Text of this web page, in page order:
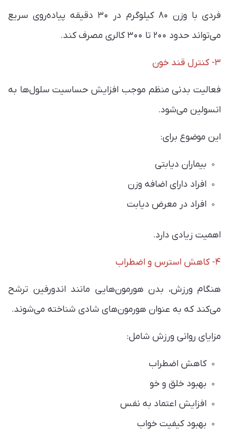
فردی با وزن ۸۰ کیلوگرم در ۳۰ دقیقه پیاده‌روی سریع
می‌تواند حدود ۲۰۰ تا ۳۰۰ کالری مصرف کند.
۳- کنترل قند خون
فعالیت بدنی منظم موجب افزایش حساسیت سلول‌ها به
انسولین می‌شود.
این موضوع برای:
بیماران دیابتی
افراد دارای اضافه وزن
افراد در معرض دیابت
اهمیت زیادی دارد.
۴- کاهش استرس و اضطراب
هنگام ورزش، بدن هورمون‌هایی مانند اندورفین ترشح
می‌کند که به عنوان هورمون‌های شادی شناخته می‌شوند.
مزایای روانی ورزش شامل:
کاهش اضطراب
بهبود خلق و خو
افزایش اعتماد به نفس
بهبود کیفیت خواب